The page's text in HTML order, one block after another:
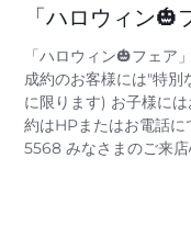
「ハロウィン
「ハロウィン🎃フェア
成約のお客様には"特別
に限ります) お子様に
約はHPまたはお電話
5568 みなさまのご来